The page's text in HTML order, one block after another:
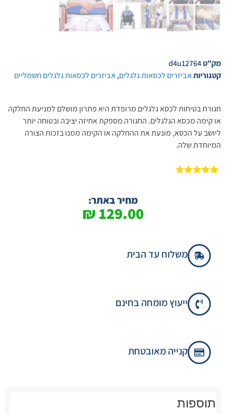
מק"טd4u12764
קטגוריותאביזרים לכסאות גלגלים,אביזרים לכסאות גלגלים חשמליים
חגורת בטיחות לכסא גלגלים מרופדת היא פתרון מושלם למניעת החלקה
או קימה מכסא הגלגלים. החגורה מספקת אחיזה יציבה ובטוחה יותר
ליושב על הכסא, מונעת את ההחלקה או הקימה ממנו בזכות הצורה
המיוחדת שלה.
מחיר באתר:
129.00
₪
משלוח עד הבית
ייעוץ מומחה בחינם
קנייה מאובטחת
תוספות